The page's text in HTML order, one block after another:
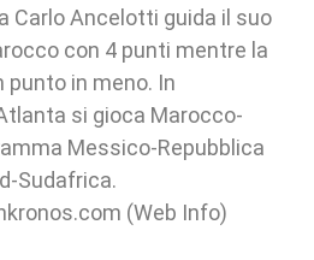
Carlo Ancelotti guida il suo
con 4 punti mentre la
punto in meno. In
si gioca Marocco-
Messico-Repubblica
Sudafrica.
(Web Info)